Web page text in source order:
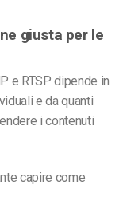
giusta per le
e RTSP dipende in
e da quanti
i contenuti
capire come